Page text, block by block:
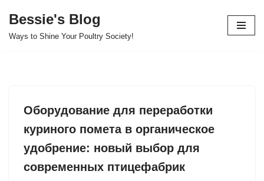
Skip
Bessie's Blog
Ways to Shine Your Poultry Society!
Оборудование для переработки
куриного помета в органическое
удобрение: новый выбор для
современных птицефабрик